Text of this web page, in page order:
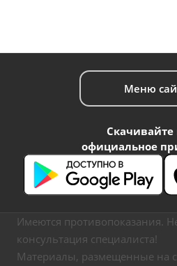
Меню
официальное
Имеются противопоказания.
консультация специалиста!
Материалы, размещенные на